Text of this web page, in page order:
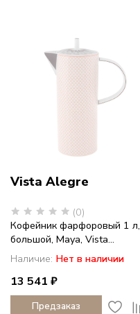
Vista Alegre
(0)
Кофейник фарфоровый 1 л,
большой, Maya, Vista...
Наличие: Нет в наличии
13 541 ₽
Предзаказ